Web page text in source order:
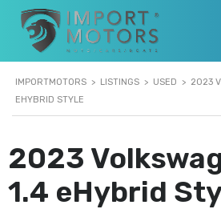
IMPORTMOTORS > LISTINGS > USED > 2023
EHYBRID STYLE
2023
1.4 eHybrid